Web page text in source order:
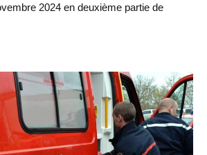
2024 en deuxième partie de